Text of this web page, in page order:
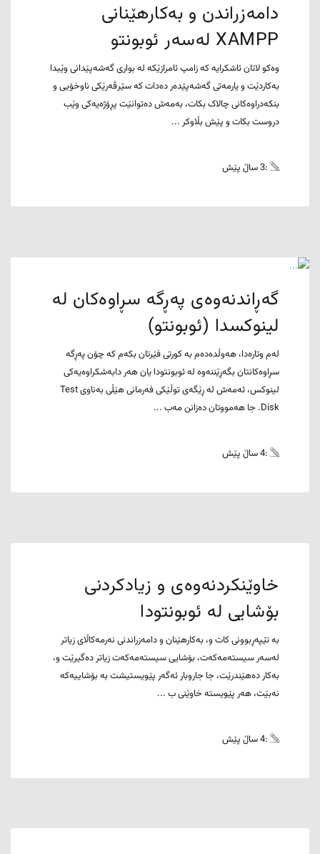
دامەزراندن و بەکارهێنانی
XAMPP لەسەر ئوبونتو
وەکو لاتان ئاشکرایە کە زامپ ئامرازێکە لە بواری گەشەپێدانی وێبدا
بەکاردێت و یارمەتی گەشەپێدەر دەدات کە سێرڤەرێکی ناوخۆیی و
بنکەدراوەکانی چالاک بکات، بەمەش دەتوانێت پڕۆژەیەکی وێب
دروست بکات و پێش بڵاوکر ...
:3 ساڵ پێش
گەڕاندنەوەی پەڕگە سڕاوەکان لە
لینوکسدا (ئوبونتو)
لەم وتارەدا، هەوڵدەدەم بە کورتی فێرتان بکەم کە چۆن پەڕگە
سڕاوەکانتان بگەڕێننەوە لە ئوبونتودا یان هەر دابەشکراوەیەکی
لینوکس، ئەمەش لە ڕێگەی توڵێکی فەرمانی هێڵی بەناوی Test
Disk. جا هەمووتان دەزانن مەب ...
:4 ساڵ پێش
خاوێنکردنەوەی و زیادکردنی
بۆشایی لە ئوبونتودا
بە تێپەڕبوونی کات و، بەکارهێنان و دامەزراندنی نەرمەکاڵای زیاتر
لەسەر سیستەمەکەت، بۆشایی سیستەمەکەت زیاتر دەگیرێت و،
بەکار دەهێندرێت، جا جاروبار ئەگەر پێویستیشت بە بۆشاییەکە
نەبێت، هەر پێویستە خاوێنی ب ...
:4 ساڵ پێش